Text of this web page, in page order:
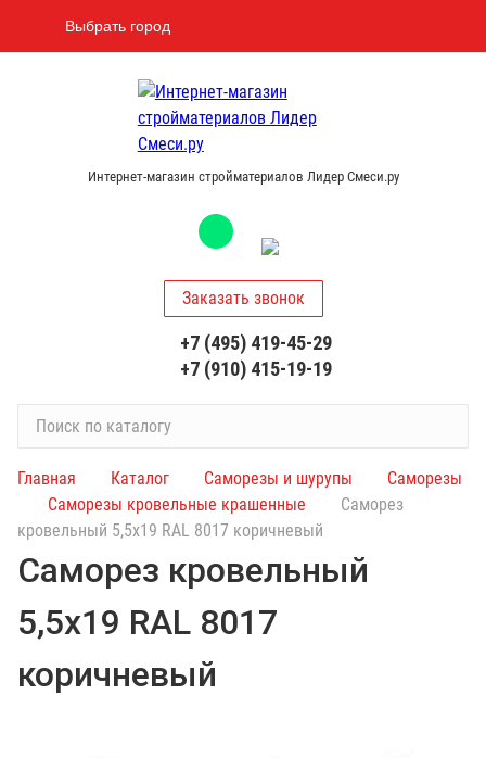
Выбрать город
Интернет-магазин стройматериалов Лидер Смеси.ру
и
о
а
а
Заказать звонок
+7 (495) 419-45-29
+7 (910) 415-19-19
Главная Каталог Саморезы и шурупы
Саморезы
Саморезы кровельные крашенные
Саморез
кровельный 5,5х19 RAL 8017 коричневый
Саморез кровельный
5,5х19 RAL 8017
коричневый